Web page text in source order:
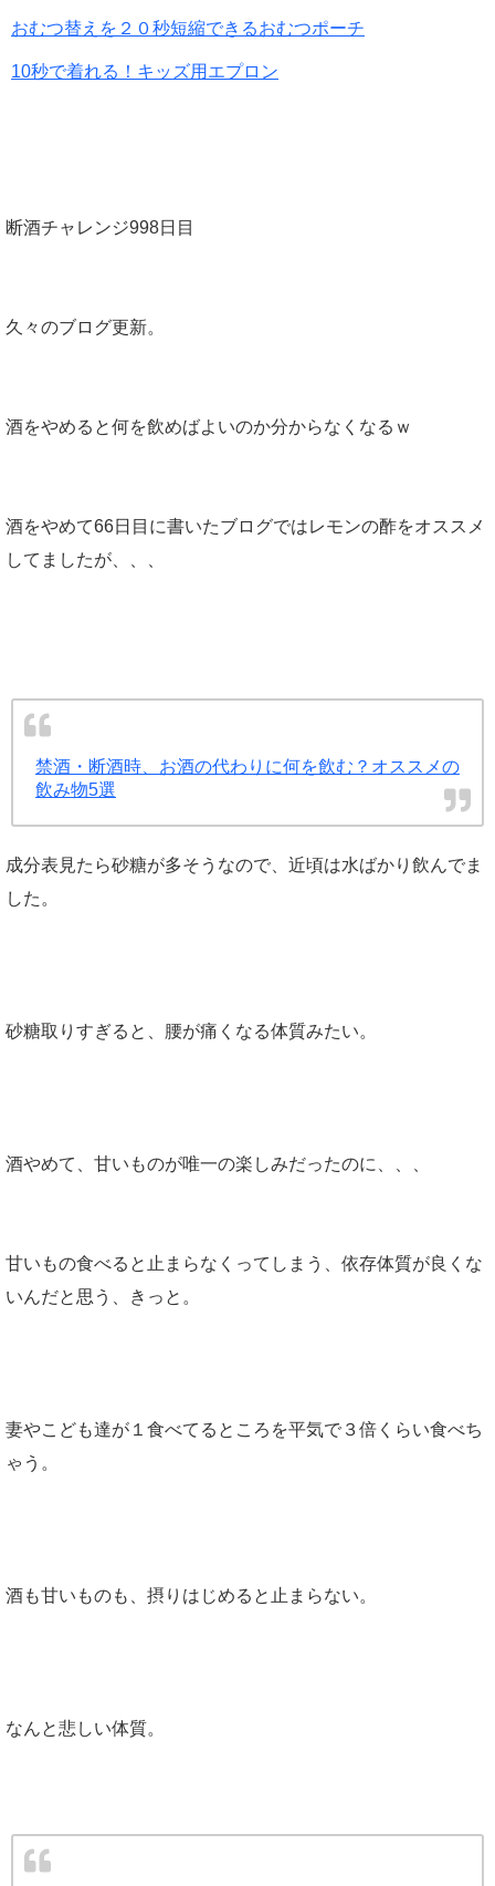
おむつ替えを２０秒短縮できるおむつポーチ
10秒で着れる！キッズ用エプロン
断酒チャレンジ998日目
久々のブログ更新。
酒をやめると何を飲めばよいのか分からなくなるｗ
酒をやめて66日目に書いたブログではレモンの酢をオススメ
してましたが、、、
禁酒・断酒時、お酒の代わりに何を飲む？オススメの
飲み物5選
成分表見たら砂糖が多そうなので、近頃は水ばかり飲んでま
した。
砂糖取りすぎると、腰が痛くなる体質みたい。
酒やめて、甘いものが唯一の楽しみだったのに、、、
甘いもの食べると止まらなくってしまう、依存体質が良くな
いんだと思う、きっと。
妻やこども達が１食べてるところを平気で３倍くらい食べち
ゃう。
酒も甘いものも、摂りはじめると止まらない。
なんと悲しい体質。